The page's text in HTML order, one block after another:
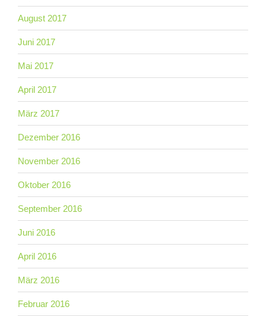
August 2017
Juni 2017
Mai 2017
April 2017
März 2017
Dezember 2016
November 2016
Oktober 2016
September 2016
Juni 2016
April 2016
März 2016
Februar 2016